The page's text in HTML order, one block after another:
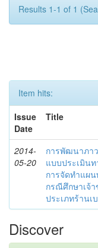
Results 1-1 of 1
Item hits:
Issue
Date
Title
2014-
05-20
การพัฒนาภา
แบบประเมิน
การจัดทำแผ
กรณีศึกษาเจ้า
ประเภทร้านเ
Discover